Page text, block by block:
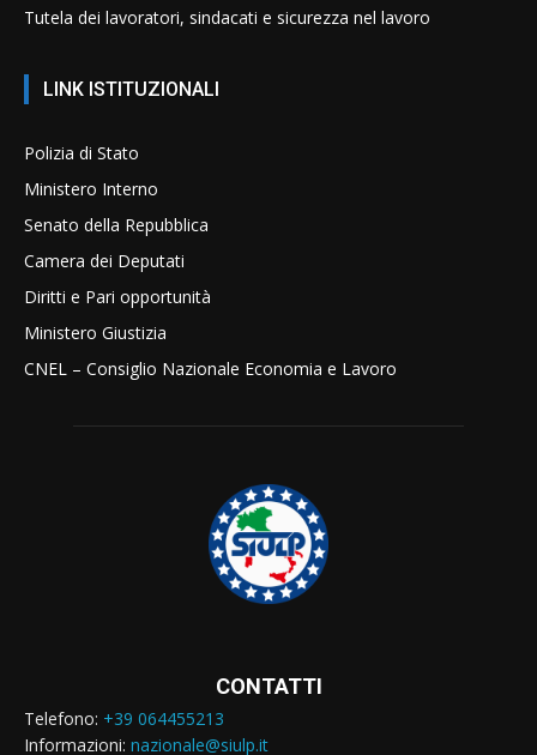
Tutela dei lavoratori, sindacati e sicurezza nel lavoro
LINK ISTITUZIONALI
Polizia di Stato
Ministero Interno
Senato della Repubblica
Camera dei Deputati
Diritti e Pari opportunità
Ministero Giustizia
CNEL – Consiglio Nazionale Economia e Lavoro
CONTATTI
Telefono: +39 064455213
Informazioni: nazionale@siulp.it